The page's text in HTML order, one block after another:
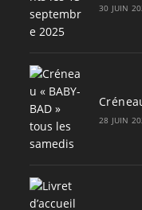
30 JUIN
28 JUIN